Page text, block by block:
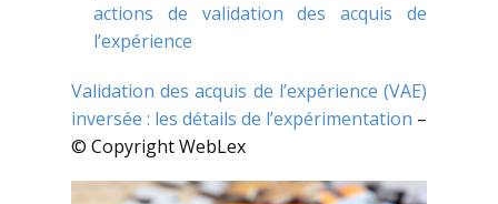
actions de validation des acquis de
l’expérience
Validation des acquis de l’expérience (VAE)
inversée : les détails de l’expérimentation –
© Copyright WebLex